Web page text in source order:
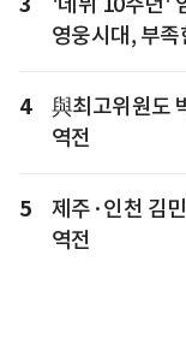
영웅시대, 부
4
與최고위원도
역전
5
제주·인천 김
역전